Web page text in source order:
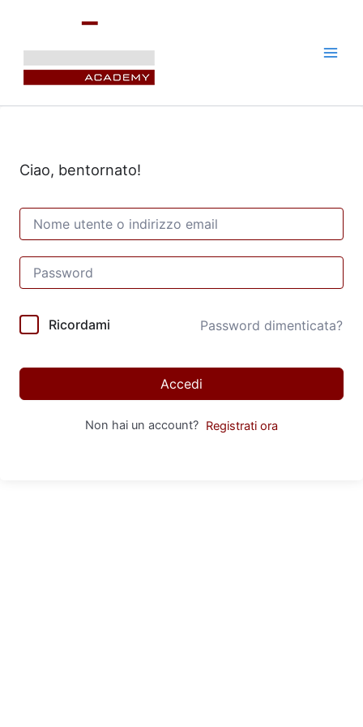
contenuto
Ciao, bentornato!
Ricordami Password dimenticata?
Accedi
Non hai un account? Registrati ora